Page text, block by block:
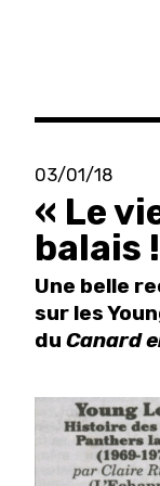
Aller
contenu
principal
03/01/18
« Le
balais
Une belle
sur les
du Canard